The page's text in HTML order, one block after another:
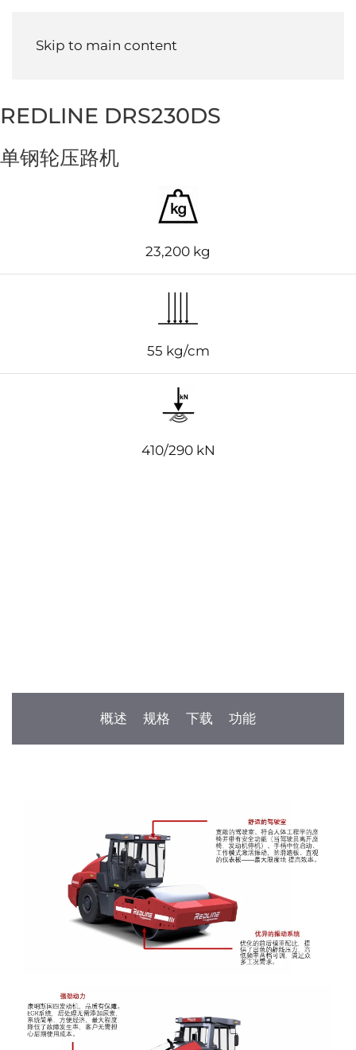
Skip to main content
REDLINE DRS230DS
单钢轮压路机
23,200 kg
55 kg/cm
410/290 kN
概述 规格 下载 功能